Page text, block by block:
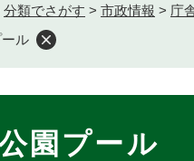
分類でさがす > 市政情報 > 庁
ル
園プール